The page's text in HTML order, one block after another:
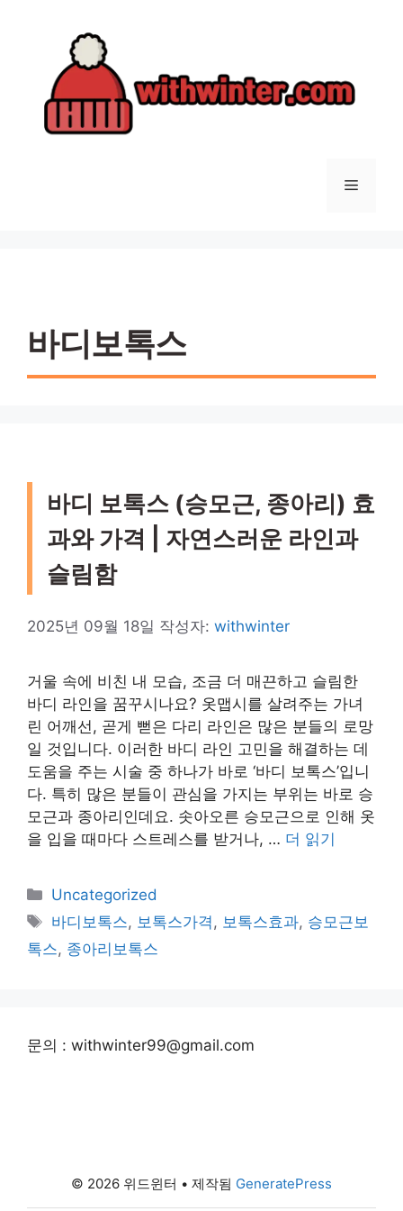
메
바디보톡스
바디 보톡스 (승모근, 종아리) 효
과와 가격 | 자연스러운 라인과
슬림함
2025년 09월 18일 작성자: withwinter
거울 속에 비친 내 모습, 조금 더 매끈하고 슬림한
바디 라인을 꿈꾸시나요? 옷맵시를 살려주는 가녀
린 어깨선, 곧게 뻗은 다리 라인은 많은 분들의 로망
일 것입니다. 이러한 바디 라인 고민을 해결하는 데
도움을 주는 시술 중 하나가 바로 ‘바디 보톡스’입니
다. 특히 많은 분들이 관심을 가지는 부위는 바로 승
모근과 종아리인데요. 솟아오른 승모근으로 인해 옷
을 입을 때마다 스트레스를 받거나, … 더 읽기
카
테
고
리
Uncategorized
태
그
바디보톡스, 보톡스가격 , 보톡스효과, 승모근보
톡스, 종아리보톡스
문의 : withwinter99@gmail.com
© 2026 위드윈터 • 제작됨 GeneratePress